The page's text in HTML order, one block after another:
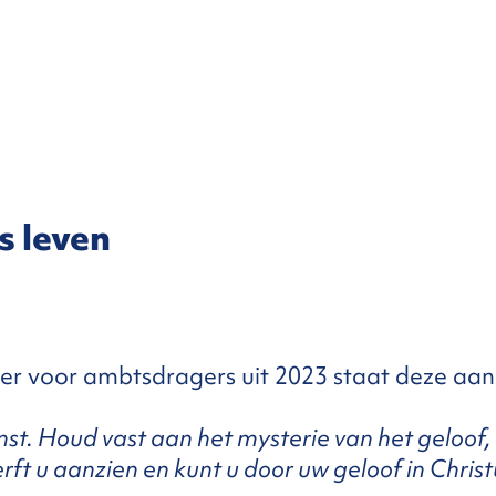
leven
voor ambtsdragers uit 2023 staat deze
Houd vast aan het mysterie van het
u aanzien en kunt u door uw geloof in